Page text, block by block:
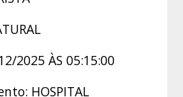
2025 ÀS 05:15:00
HOSPITAL